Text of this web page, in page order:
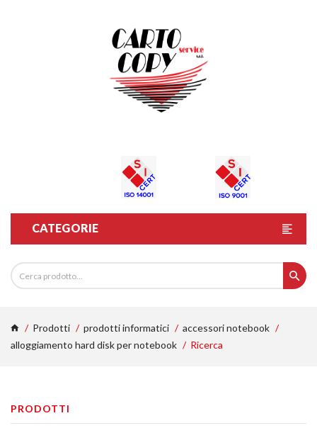
CATEGORIE
Prodotti prodotti informatici
accessori notebook
alloggiamento hard disk per notebook
Ricerca
PRODOTTI